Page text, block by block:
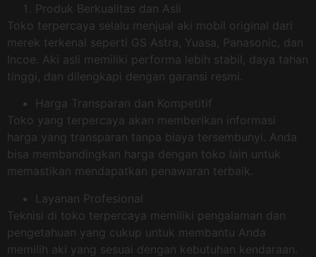
Produk Berkualitas dan Asli
Toko terpercaya selalu menjual aki mobil original dari
merek terkenal seperti GS Astra, Yuasa, Panasonic, dan
Incoe. Aki asli memiliki performa lebih stabil, daya tahan
tinggi, dan dilengkapi dengan garansi resmi.
Harga Transparan dan Kompetitif
Toko yang terpercaya akan memberikan informasi
harga yang transparan tanpa biaya tersembunyi. Anda
bisa membandingkan harga dengan toko lain untuk
memastikan mendapatkan penawaran terbaik.
Layanan Profesional
Teknisi di toko terpercaya memiliki pengalaman dan
pengetahuan yang cukup untuk membantu Anda
memilih aki yang sesuai dengan kebutuhan kendaraan.